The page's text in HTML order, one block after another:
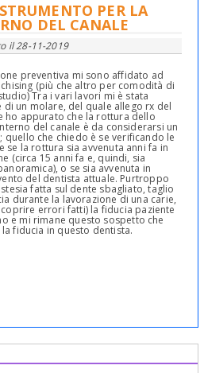
PER LA
DEL CANALE
il28-11-2019
preventiva mi sono affidato ad
(più che altro per comodità di
Tra i vari lavori mi è stata
un molare, del quale allego rx del
ho appurato che la rottura dello
del canale è da considerarsi un
che chiedo è se verificando le
se la rottura sia avvenuta anni fa in
(circa 15 anni fa e, quindi, sia
o se sia avvenuta in
del dentista attuale. Purtroppo
fatta sul dente sbagliato, taglio
durante la lavorazione di una carie,
errori fatti) la fiducia paziente
e mi rimane questo sospetto che
fiducia in questo dentista.